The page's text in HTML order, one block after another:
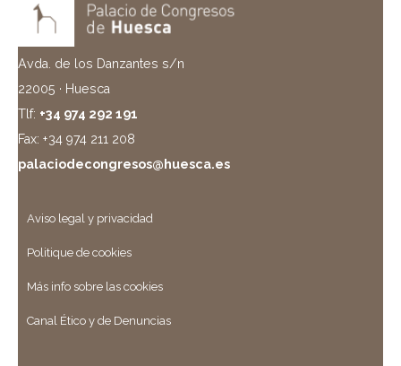
Avda. de los Danzantes s/n
22005 · Huesca
Tlf: +34 974 292 191
Fax: +34 974 211 208
palaciodecongresos@huesca.es
Aviso legal y privacidad
Politique de cookies
Más info sobre las cookies
Canal Ético y de Denuncias